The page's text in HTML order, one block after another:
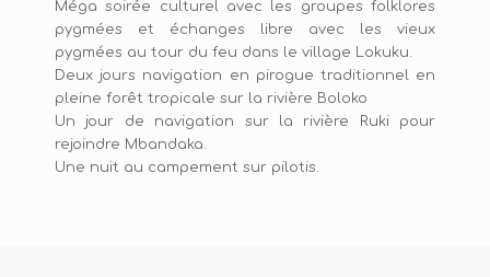
Méga soirée culturel avec les groupes folklores
pygmées et échanges libre avec les vieux
pygmées au tour du feu dans le village Lokuku.
Deux jours navigation en pirogue traditionnel en
pleine forêt tropicale sur la rivière Boloko
Un jour de navigation sur la rivière Ruki pour
rejoindre Mbandaka.
Une nuit au campement sur pilotis.